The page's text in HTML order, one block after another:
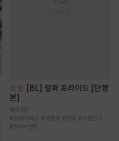
소설 [BL] 알파 프라이드 [단행
본]
4.1만
#오메가버스 #재벌공 #강공 #소꿉친구
#친구>연인